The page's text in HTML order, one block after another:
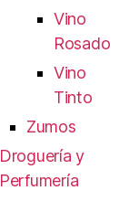
Vino
Rosado
Vino
Tinto
Zumos
Droguería y
Perfumería